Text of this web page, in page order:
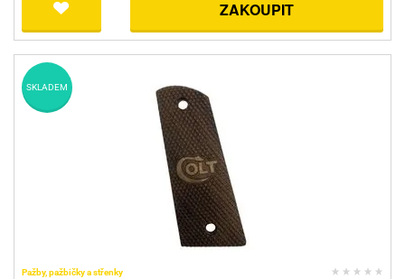
ZAKOUPIT
Pažby, pažbičky a střenky
SKLADEM